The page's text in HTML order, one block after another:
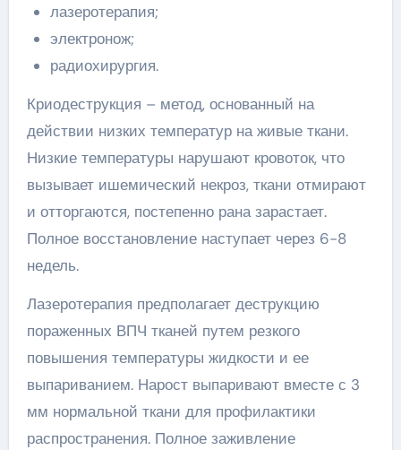
лазеротерапия;
электронож;
радиохирургия.
Криодеструкция – метод, основанный на
действии низких температур на живые ткани.
Низкие температуры нарушают кровоток, что
вызывает ишемический некроз, ткани отмирают
и отторгаются, постепенно рана зарастает.
Полное восстановление наступает через 6-8
недель.
Лазеротерапия предполагает деструкцию
пораженных ВПЧ тканей путем резкого
повышения температуры жидкости и ее
выпариванием. Нарост выпаривают вместе с 3
мм нормальной ткани для профилактики
распространения. Полное заживление